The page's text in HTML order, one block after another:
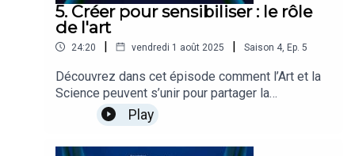
5. Créer pour sensibiliser : le rôle
de l'art
24:20 | vendredi 1 août 2025 | Saison 4, Ep. 5
Découvrez dans cet épisode comment l’Art et la
Science peuvent s’unir pour partager la
connaissance et mobiliser pour protéger
l’Océan. Regards croisés entre Samuel
Play